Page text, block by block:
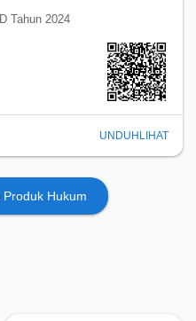
Tahun 2024
UNDUH LIHAT
Hukum